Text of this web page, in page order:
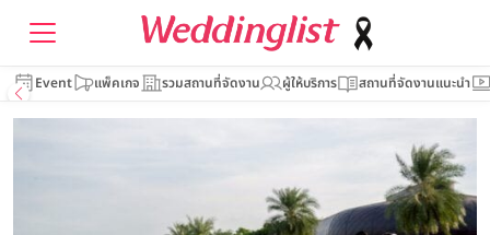
Event แพ็คเกจ รวมสถานที่จัดงาน ผู้ให้บริการ สถานที่จัดงานแนะนำ